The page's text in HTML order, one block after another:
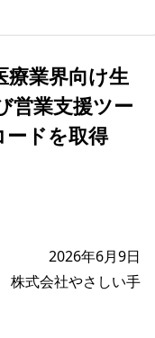
療業界向け生
営業支援ツー
ードを取得
2026年6月9日